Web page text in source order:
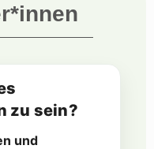
zu sein?
und